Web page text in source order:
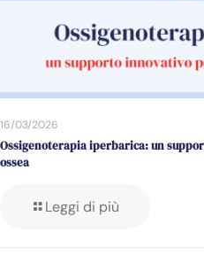
16/03/2026
Ossigenoterapia iperbarica: un
ossea
Leggi di più